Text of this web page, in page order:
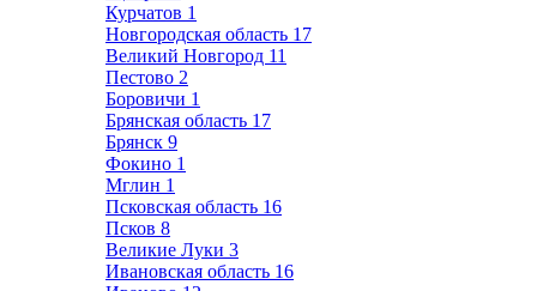
Курчатов 1
Новгородская область 17
Великий Новгород 11
Пестово 2
Боровичи 1
Брянская область 17
Брянск 9
Фокино 1
Мглин 1
Псковская область 16
Псков 8
Великие Луки 3
Ивановская область 16